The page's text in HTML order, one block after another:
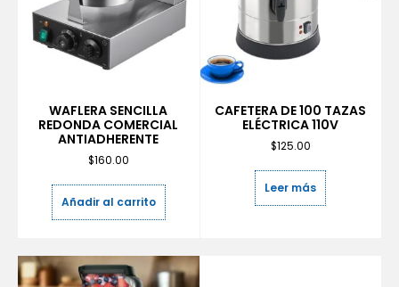
WAFLERA SENCILLA
REDONDA COMERCIAL
ANTIADHERENTE
$160.00
Añadir al carrito
CAFETERA DE 100 TAZAS
ELÉCTRICA 110V
$125.00
Leer más